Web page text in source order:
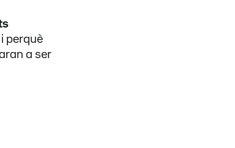
perquè
a ser